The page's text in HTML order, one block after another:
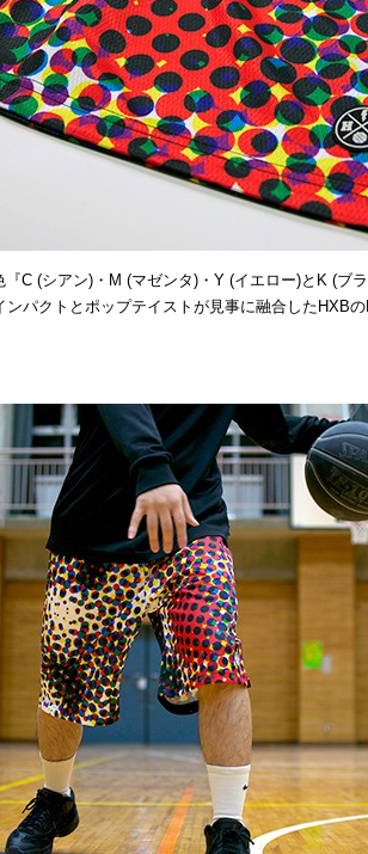
C (シアン)・M (マゼンタ)・Y (イエロー)とK (ブ
ンパクトとポップテイストが見事に融合したHXB